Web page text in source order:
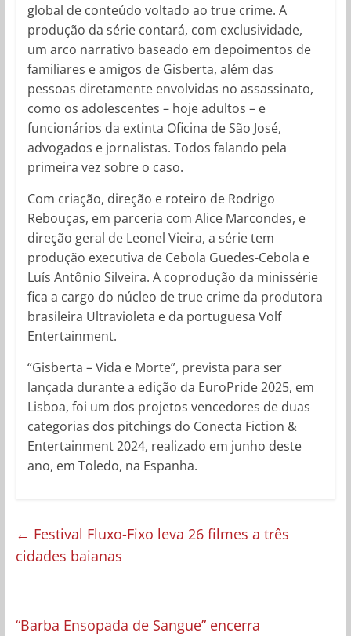
global de conteúdo voltado ao true crime. A
produção da série contará, com exclusividade,
um arco narrativo baseado em depoimentos de
familiares e amigos de Gisberta, além das
pessoas diretamente envolvidas no assassinato,
como os adolescentes – hoje adultos – e
funcionários da extinta Oficina de São José,
advogados e jornalistas. Todos falando pela
primeira vez sobre o caso.
Com criação, direção e roteiro de Rodrigo
Rebouças, em parceria com Alice Marcondes, e
direção geral de Leonel Vieira, a série tem
produção executiva de Cebola Guedes-Cebola e
Luís Antônio Silveira. A coprodução da minissérie
fica a cargo do núcleo de true crime da produtora
brasileira Ultravioleta e da portuguesa Volf
Entertainment.
“Gisberta – Vida e Morte”, prevista para ser
lançada durante a edição da EuroPride 2025, em
Lisboa, foi um dos projetos vencedores de duas
categorias dos pitchings do Conecta Fiction &
Entertainment 2024, realizado em junho deste
ano, em Toledo, na Espanha.
← Festival Fluxo-Fixo leva 26 filmes a três
cidades baianas
“Barba Ensopada de Sangue” encerra